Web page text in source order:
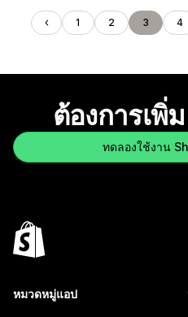
1 2 3 4
ต้องการเพิ่
ทดลองใช้งาน
หมวดหมู่แอป